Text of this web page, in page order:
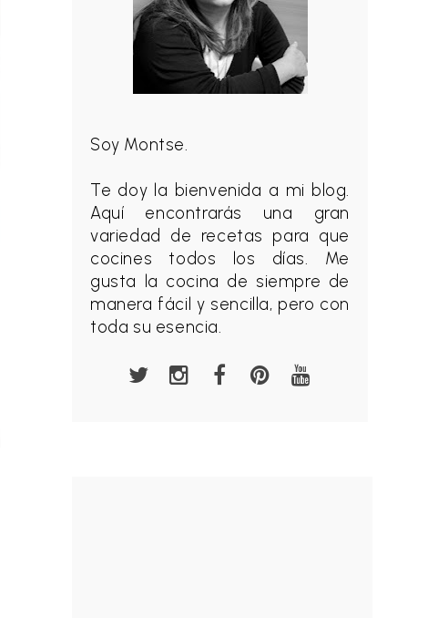
Soy Montse.
Te doy la bienvenida a mi blog.
Aquí encontrarás una gran
variedad de recetas para que
cocines todos los días. Me
gusta la cocina de siempre de
manera fácil y sencilla, pero con
toda su esencia.